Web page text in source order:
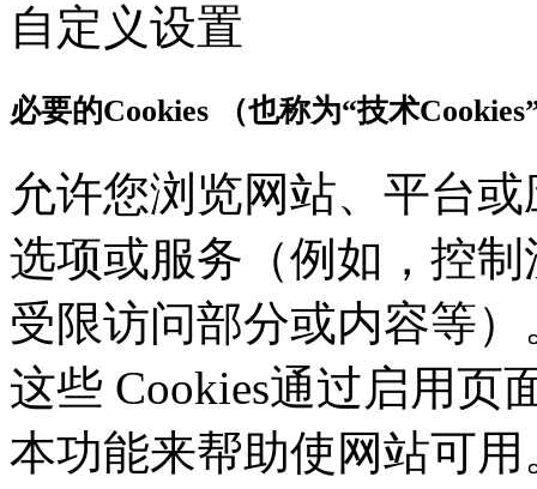
自定义设置
必要的Cookies （也称为“技术
允许您浏览网站、平台
选项或服务（例如，控制
受限访问部分或内容等
这些 Cookies通过启用页
本功能来帮助使网站可